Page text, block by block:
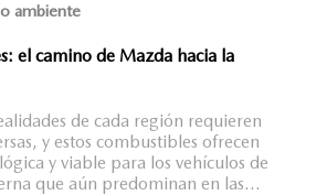
ambiente
el camino de Mazda hacia la
de cada región requieren
y estos combustibles ofrecen
y viable para los vehículos de
que aún predominan en las...